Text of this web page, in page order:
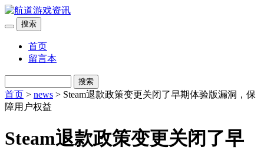
搜索
首页
留言本
搜索
首页 > news > Steam退款政策变更关闭了早期体验版漏洞，保
障用户权益
Steam退款政策变更关闭了早